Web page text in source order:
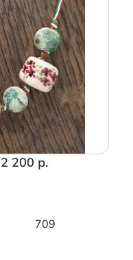
2 200 р.
709